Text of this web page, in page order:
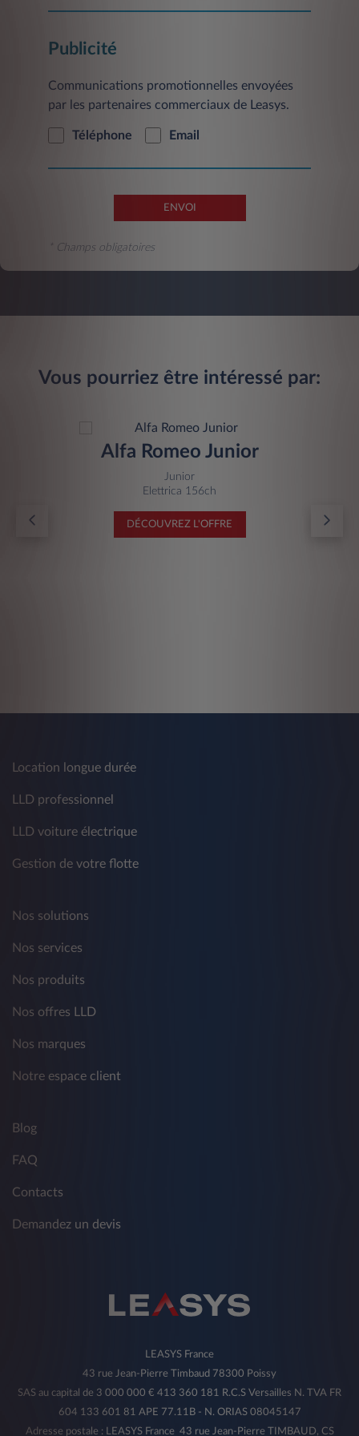
Publicité
Communications promotionnelles envoyées
par les partenaires commerciaux de Leasys.
Téléphone Email
ENVOI
* Champs obligatoires
Vous pourriez être intéressé par:
Alfa Romeo Junior
Junior
Elettrica 156ch
DÉCOUVREZ L'OFFRE
Location longue durée
LLD professionnel
LLD voiture électrique
Gestion de votre flotte
Nos solutions
Nos services
Nos produits
Nos offres LLD
Nos marques
Notre espace client
Blog
FAQ
Contacts
Demandez un devis
LEASYS France
43 rue Jean-Pierre Timbaud 78300 Poissy
SAS au capital de 3 000 000 € 413 360 181 R.C.S Versailles N. TVA FR
604 133 601 81 APE 77.11B - N. ORIAS 08045147
Adresse postale : LEASYS France 43 rue Jean-Pierre TIMBAUD, CS